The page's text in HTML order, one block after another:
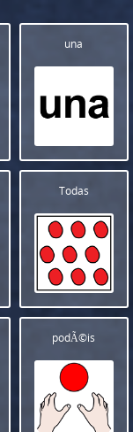
una
Todas
podÃ©is